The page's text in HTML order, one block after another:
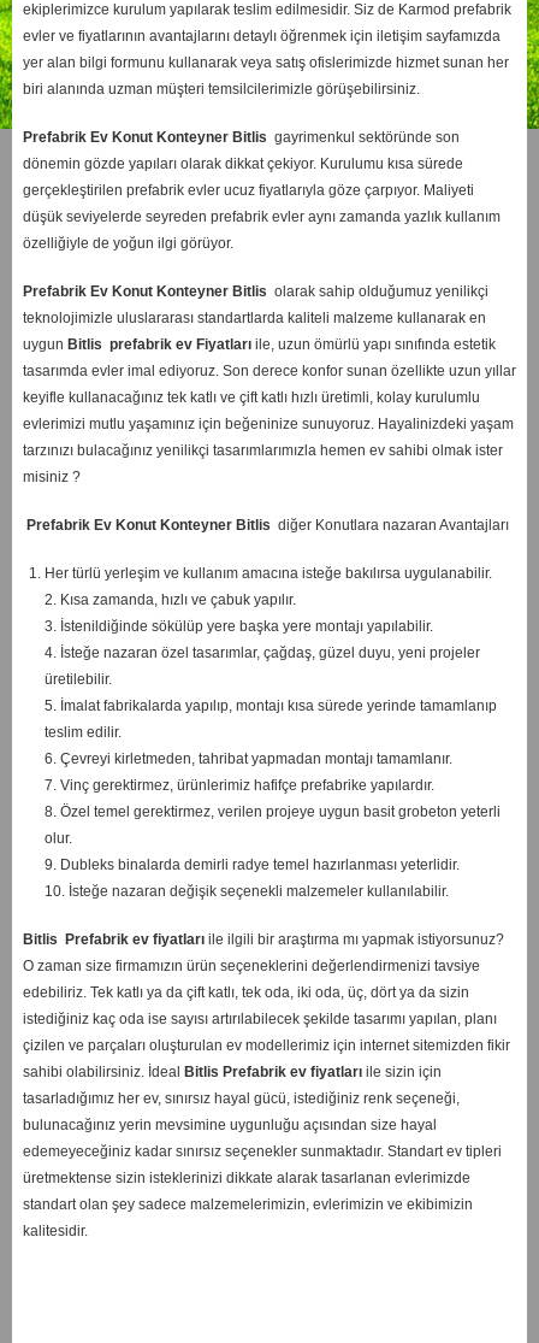
ekiplerimizce kurulum yapılarak teslim edilmesidir. Siz de Karmod prefabrik
evler ve fiyatlarının avantajlarını detaylı öğrenmek için iletişim sayfamızda
yer alan bilgi formunu kullanarak veya satış ofislerimizde hizmet sunan her
biri alanında uzman müşteri temsilcilerimizle görüşebilirsiniz.
Prefabrik Ev Konut Konteyner Bitlis gayrimenkul sektöründe son
dönemin gözde yapıları olarak dikkat çekiyor. Kurulumu kısa sürede
gerçekleştirilen prefabrik evler ucuz fiyatlarıyla göze çarpıyor. Maliyeti
düşük seviyelerde seyreden prefabrik evler aynı zamanda yazlık kullanım
özelliğiyle de yoğun ilgi görüyor.
Prefabrik Ev Konut Konteyner Bitlis olarak sahip olduğumuz yenilikçi
teknolojimizle uluslararası standartlarda kaliteli malzeme kullanarak en
uygun Bitlis prefabrik ev Fiyatları ile, uzun ömürlü yapı sınıfında estetik
tasarımda evler imal ediyoruz. Son derece konfor sunan özellikte uzun yıllar
keyifle kullanacağınız tek katlı ve çift katlı hızlı üretimli, kolay kurulumlu
evlerimizi mutlu yaşamınız için beğeninize sunuyoruz. Hayalinizdeki yaşam
tarzınızı bulacağınız yenilikçi tasarımlarımızla hemen ev sahibi olmak ister
misiniz ?
Prefabrik Ev Konut Konteyner Bitlis diğer Konutlara nazaran Avantajları
Her türlü yerleşim ve kullanım amacına isteğe bakılırsa uygulanabilir.
2. Kısa zamanda, hızlı ve çabuk yapılır.
3. İstenildiğinde sökülüp yere başka yere montajı yapılabilir.
4. İsteğe nazaran özel tasarımlar, çağdaş, güzel duyu, yeni projeler
üretilebilir.
5. İmalat fabrikalarda yapılıp, montajı kısa sürede yerinde tamamlanıp
teslim edilir.
6. Çevreyi kirletmeden, tahribat yapmadan montajı tamamlanır.
7. Vinç gerektirmez, ürünlerimiz hafifçe prefabrike yapılardır.
8. Özel temel gerektirmez, verilen projeye uygun basit grobeton yeterli
olur.
9. Dubleks binalarda demirli radye temel hazırlanması yeterlidir.
10. İsteğe nazaran değişik seçenekli malzemeler kullanılabilir.
Bitlis Prefabrik ev fiyatlarıile ilgili bir araştırma mı yapmak istiyorsunuz?
O zaman size firmamızın ürün seçeneklerini değerlendirmenizi tavsiye
edebiliriz. Tek katlı ya da çift katlı, tek oda, iki oda, üç, dört ya da sizin
istediğiniz kaç oda ise sayısı artırılabilecek şekilde tasarımı yapılan, planı
çizilen ve parçaları oluşturulan ev modellerimiz için internet sitemizden fikir
sahibi olabilirsiniz. İdeal Bitlis Prefabrik ev fiyatlarıile sizin için
tasarladığımız her ev, sınırsız hayal gücü, istediğiniz renk seçeneği,
bulunacağınız yerin mevsimine uygunluğu açısından size hayal
edemeyeceğiniz kadar sınırsız seçenekler sunmaktadır. Standart ev tipleri
üretmektense sizin isteklerinizi dikkate alarak tasarlanan evlerimizde
standart olan şey sadece malzemelerimizin, evlerimizin ve ekibimizin
kalitesidir.